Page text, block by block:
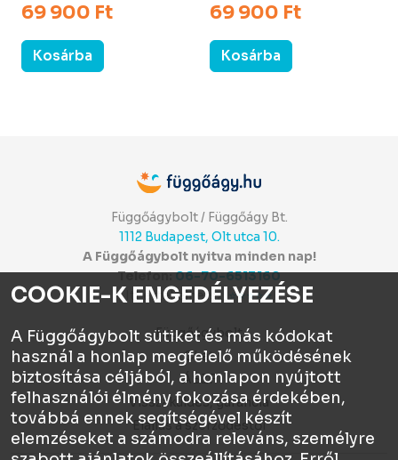
69 900 Ft
Kosárba
69 900 Ft
Kosárba
Függőágybolt / Függőágy Bt.
1112 Budapest, Olt utca 10.
A Függőágybolt nyitva minden nap!
Telefon:06-70-6513160
Itt értékelhetsz:⭐⭐⭐⭐⭐
Függőágybolt
Chat
ÁSZF
Visszaküldés, garancia
Elállás a szerződéstől
COOKIE-K ENGEDÉLYEZÉSE
A Függőágybolt sütiket és más kódokat
használ a honlap megfelelő működésének
biztosítása céljából, a honlapon nyújtott
felhasználói élmény fokozása érdekében,
továbbá ennek segítségével készít
elemzéseket a számodra releváns, személyre